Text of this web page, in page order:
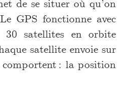
de se situer où qu’on
GPS fonctionne avec
30 satellites en orbite
satellite envoie sur
: la position